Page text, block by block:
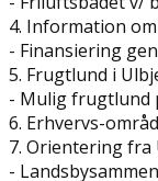
4. Information
- Finansiering
5. Frugtlund i
- Mulig frugtlund
6. Erhvervs-
7. Orientering
-